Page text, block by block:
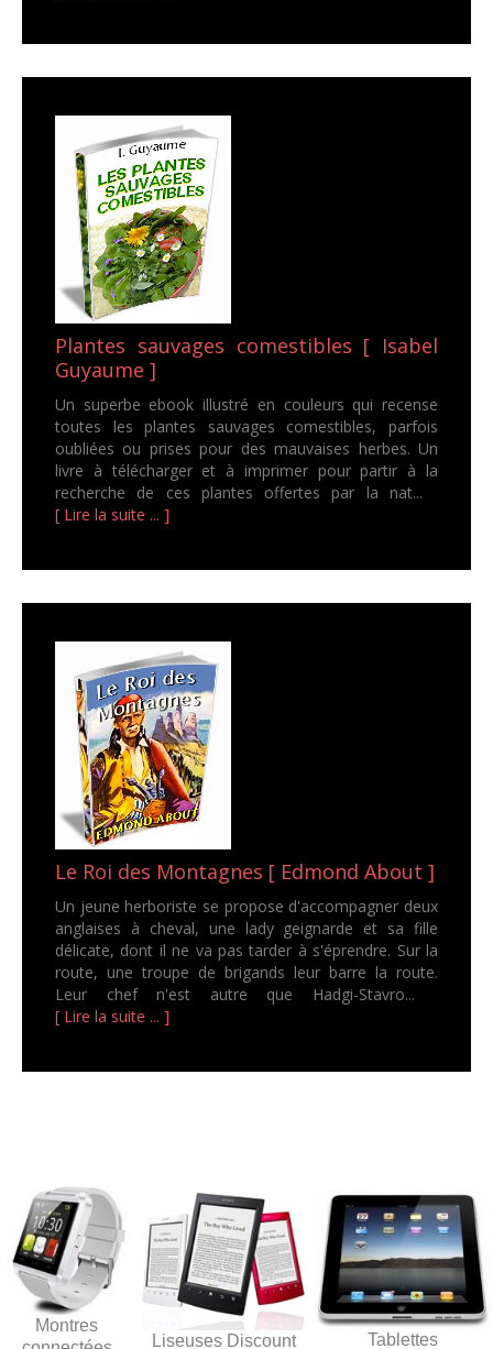
Plantes sauvages comestibles [ Isabel
Guyaume ]
Un superbe ebook illustré en couleurs qui recense
toutes les plantes sauvages comestibles, parfois
oubliées ou prises pour des mauvaises herbes. Un
livre à télécharger et à imprimer pour partir à la
recherche de ces plantes offertes par la nat...
[ Lire la suite ... ]
Le Roi des Montagnes [ Edmond About ]
Un jeune herboriste se propose d'accompagner deux
anglaises à cheval, une lady geignarde et sa fille
délicate, dont il ne va pas tarder à s'éprendre. Sur la
route, une troupe de brigands leur barre la route.
Leur chef n'est autre que Hadgi-Stavro...
[ Lire la suite ... ]
Montres
Liseuses Discount Tablettes